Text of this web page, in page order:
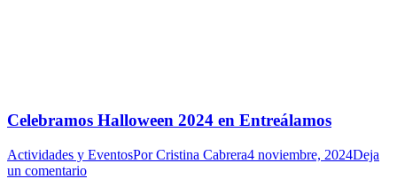
Celebramos Halloween 2024 en Entreálamos
Actividades y EventosPorCristina Cabrera4 noviembre, 2024Deja
un comentario